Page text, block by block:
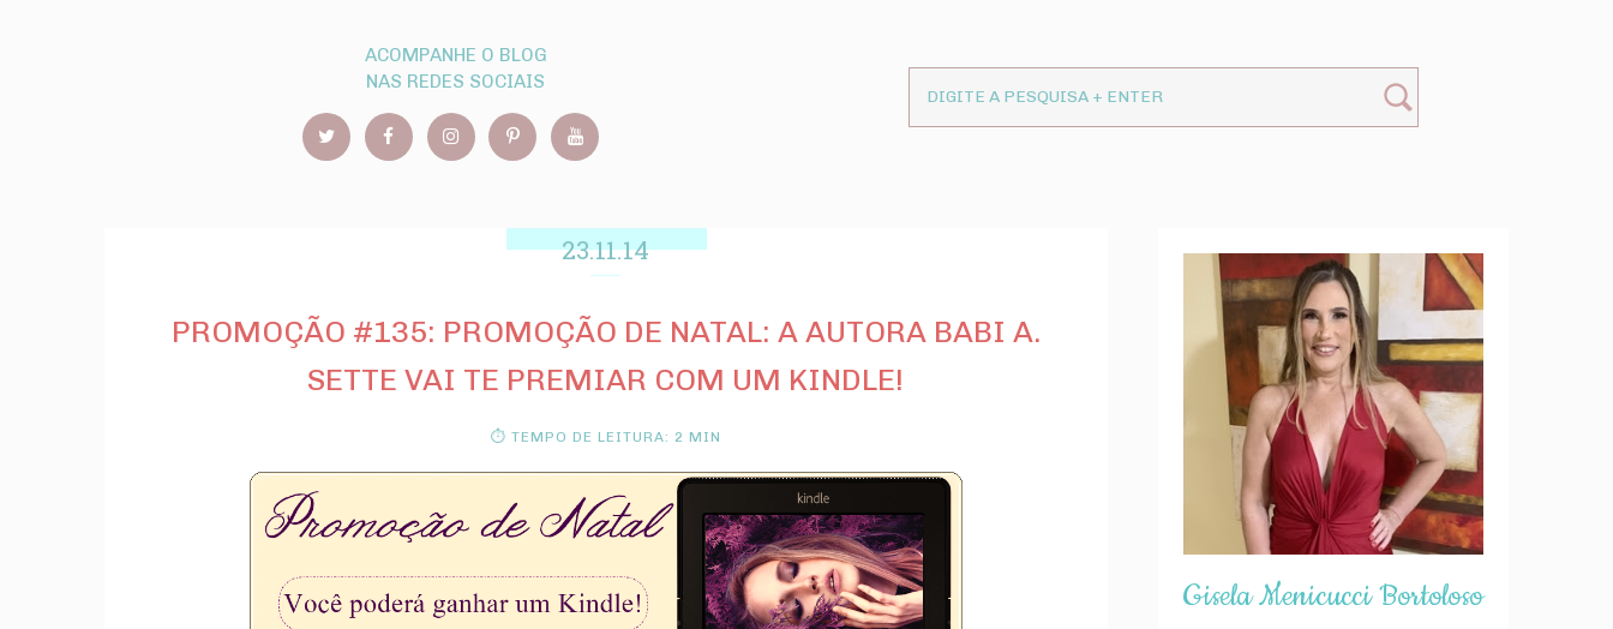
ACOMPANHE O BLOG
NAS REDES SOCIAIS
23.11.14
PROMOÇÃO #135: PROMOÇÃO DE NATAL: A AUTORA BABI A.
SETTE VAI TE PREMIAR COM UM KINDLE!
⏱ TEMPO DE LEITURA: 2 MIN
Gisela Menicucci Bortoloso